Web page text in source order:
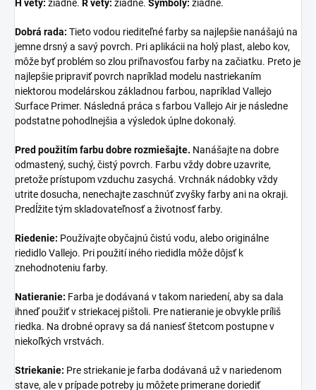
H vety: žiadne. R vety: žiadne. Symboly: žiadne.
Dobrá rada: Tieto vodou riediteľné farby sa najlepšie nanášajú na
jemne drsný a savý povrch. Pri aplikácii na holý plast, alebo kov,
môže byť problém so zlou priľnavosťou farby na začiatku. Preto je
najlepšie pripraviť povrch napríklad modelu nastriekaním
niektorou modelárskou základnou farbou, napríklad Vallejo
Surface Primer. Následná práca s farbou Vallejo Air je následne
podstatne pohodlnejšia a výsledok úplne dokonalý.
Pred použitím farbu dobre rozmiešajte. Nanášajte na dobre
odmastený, suchý, čistý povrch. Farbu vždy dobre uzavrite,
pretože prístupom vzduchu zasychá. Vrchnák nádobky vždy
utrite dosucha, nenechajte zaschnúť zvyšky farby ani na okraji.
Predĺžite tým skladovateľnosť a životnosť farby.
Riedenie: Používajte obyčajnú čistú vodu, alebo originálne
riedidlo Vallejo. Pri použití iného riedidla môže dôjsť k
znehodnoteniu farby.
Natieranie: Farba je dodávaná v takom nariedení, aby sa dala
ihneď použiť v striekacej pištoli. Pre natieranie je obvykle príliš
riedka. Na drobné opravy sa dá naniesť štetcom postupne v
niekoľkých vrstvách.
Striekanie: Pre striekanie je farba dodávaná už v nariedenom
stave, ale v prípade potreby ju môžete primerane doriediť